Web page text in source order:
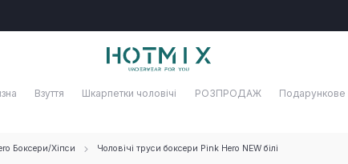
Взуття Шкарпетки чоловічі РОЗПРОДАЖ Подарункове
Боксери/Хіпси Чоловічі труси боксери Pink Hero NEW білі